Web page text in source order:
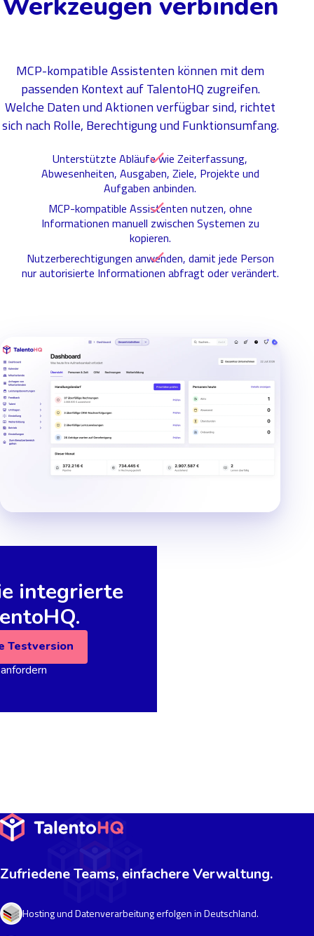
MCP-kompatible Assistenten können mit dem
passenden Kontext auf TalentoHQ zugreifen.
Welche Daten und Aktionen verfügbar sind, richtet
sich nach Rolle, Berechtigung und Funktionsumfang.
Unterstützte Abläufe wie Zeiterfassung,
Abwesenheiten, Ausgaben, Ziele, Projekte und
Aufgaben anbinden.
MCP-kompatible Assistenten nutzen, ohne
Informationen manuell zwischen Systemen zu
kopieren.
Nutzerberechtigungen anwenden, damit jede Person
nur autorisierte Informationen abfragt oder verändert.
integrierte
Testversion
Zufriedene Teams, einfachere Verwaltung.
Hosting und Datenverarbeitung erfolgen in Deutschland.